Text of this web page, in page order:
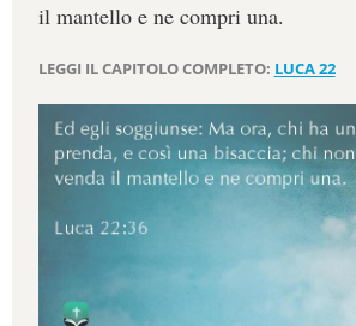
il mantello e ne compri una.
LEGGI IL CAPITOLO COMPLETO: LUCA 22